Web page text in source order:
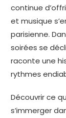
continue
et musique
parisienne.
soirées se
raconte une
rythmes
Découvrir ce
s’immerger